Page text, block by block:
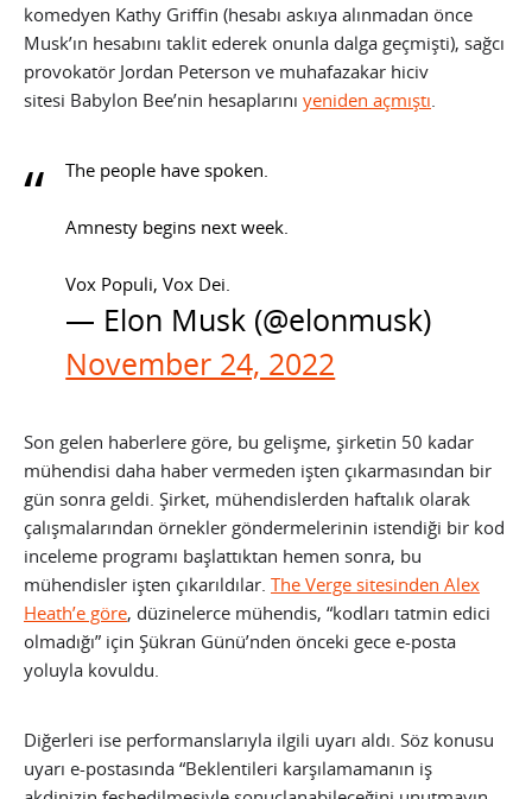
komedyen Kathy Griffin (hesabı askıya alınmadan önce
Musk’ın hesabını taklit ederek onunla dalga geçmişti), sağcı
provokatör Jordan Peterson ve muhafazakar hiciv
sitesi Babylon Bee’nin hesaplarını yeniden açmıştı.
The people have spoken.
Amnesty begins next week.
Vox Populi, Vox Dei.
— Elon Musk (@elonmusk)
November 24, 2022
Son gelen haberlere göre, bu gelişme, şirketin 50 kadar
mühendisi daha haber vermeden işten çıkarmasından bir
gün sonra geldi. Şirket, mühendislerden haftalık olarak
çalışmalarından örnekler göndermelerinin istendiği bir kod
inceleme programı başlattıktan hemen sonra, bu
mühendisler işten çıkarıldılar. The Verge sitesinden Alex
Heath’e göre, düzinelerce mühendis, “kodları tatmin edici
olmadığı” için Şükran Günü’nden önceki gece e-posta
yoluyla kovuldu.
Diğerleri ise performanslarıyla ilgili uyarı aldı. Söz konusu
uyarı e-postasında “Beklentileri karşılamamanın iş